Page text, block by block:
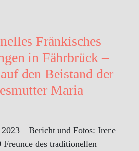
Fränkisches
in Fährbrück –
den Beistand der
Maria
– Bericht und Fotos: Irene
des traditionellen